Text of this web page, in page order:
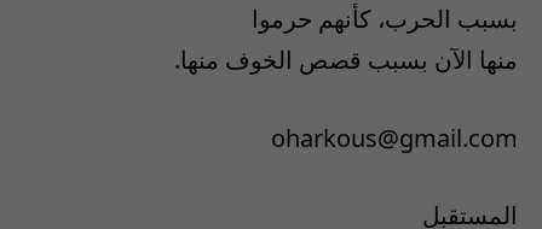
بسبب الحرب، كأنهم حرموا
منها الآن بسبب قصص الخوف منها.
oharkous@gmail.com
المستقبل